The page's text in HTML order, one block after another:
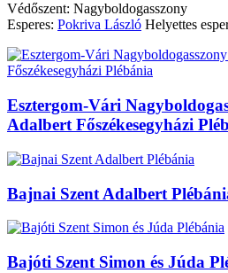
Védőszent: Nagyboldogasszony
Esperes: Pokriva László Helyettes
Esztergom-Vári
Adalbert Főszékesegyházi
Bajnai Szent Adalbert
Bajóti Szent Simon és Júda